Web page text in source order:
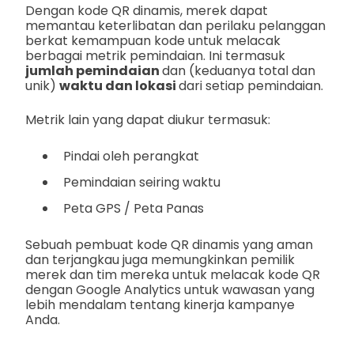
Dengan kode QR dinamis, merek dapat
memantau keterlibatan dan perilaku pelanggan
berkat kemampuan kode untuk melacak
berbagai metrik pemindaian. Ini termasuk
jumlah pemindaiandan (keduanya total dan
unik) waktu dan lokasidari setiap pemindaian.
Metrik lain yang dapat diukur termasuk:
Pindai oleh perangkat
Pemindaian seiring waktu
Peta GPS / Peta Panas
Sebuah pembuat kode QR dinamis yang aman
dan terjangkau juga memungkinkan pemilik
merek dan tim mereka untuk melacak kode QR
dengan Google Analytics untuk wawasan yang
lebih mendalam tentang kinerja kampanye
Anda.